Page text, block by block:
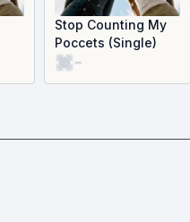
Stop Counting My
Poccets (Single)
-